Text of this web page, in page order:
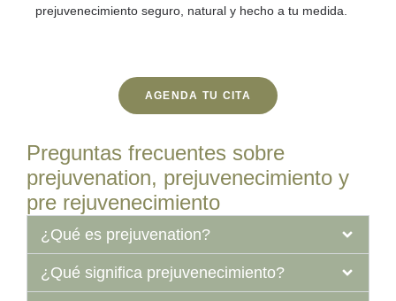
prejuvenecimiento seguro, natural y hecho a tu medida.
AGENDA TU CITA
Preguntas frecuentes sobre
prejuvenation, prejuvenecimiento y
pre rejuvenecimiento
¿Qué es prejuvenation?
¿Qué significa prejuvenecimiento?